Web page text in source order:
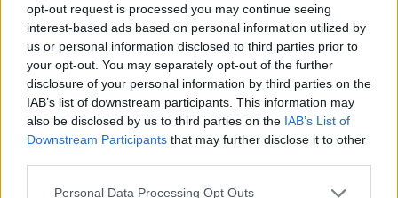
opt-out request is processed you may continue seeing
interest-based ads based on personal information utilized by
us or personal information disclosed to third parties prior to
your opt-out. You may separately opt-out of the further
disclosure of your personal information by third parties on the
IAB’s list of downstream participants. This information may
also be disclosed by us to third parties on the IAB’s List of
Downstream Participants that may further disclose it to other
Personal Data Processing Opt Outs
πανεπιστημιακός χώρος που διαμορφώνει την
επόμενη γενιά επαγγελματιών του κλάδου. Με
2.000 φοιτητές από 107 χώρες από όλο τον
κόσμο, η σχολή συνδυάζει την
εμπειρογνωμοσύνη στο σχεδιασμό με την
τεχνογνωσία της παραγωγής του Made in Italy,
μέσα σε μια κοσμοπολίτικη προσέγγιση. Από το